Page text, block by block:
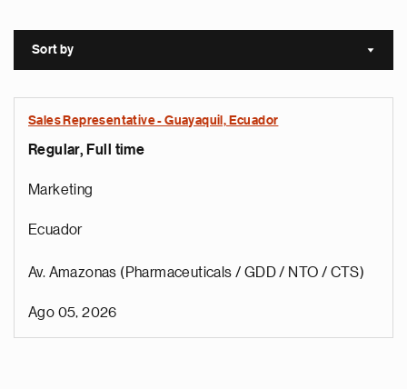
Sort by Sort
Sales Representative - Guayaquil, Ecuador
Regular, Full time
Marketing
Ecuador
Av. Amazonas (Pharmaceuticals / GDD / NTO / CTS)
Ago 05, 2026